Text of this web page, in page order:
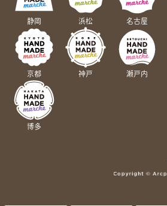
静岡 浜松 名古屋
京都 神戸 瀬戸内
博多